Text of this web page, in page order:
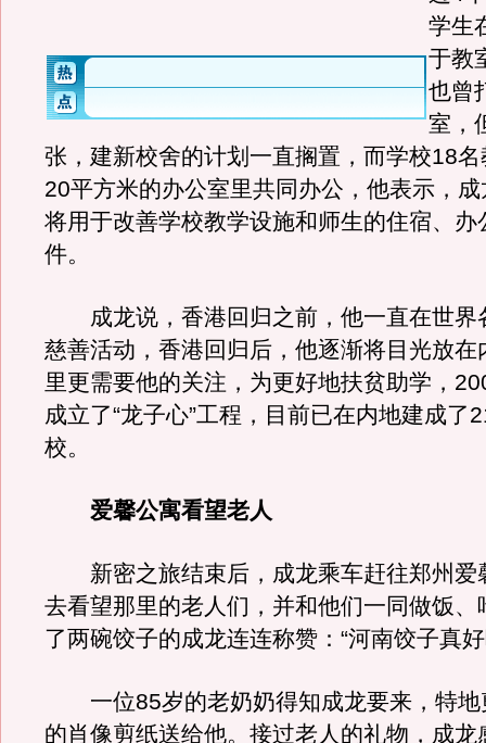
学生
于教
也曾
室，
张，建新校舍的计划一直搁置，而学校18
20平方米的办公室里共同办公，他表示，
将用于改善学校教学设施和师生的住宿、办
件。
成龙说，香港回归之前，他一直在世界
慈善活动，香港回归后，他逐渐将目光放在
里更需要他的关注，为更好地扶贫助学，
成立了“龙子心”工程，目前已在内地建成了
校。
爱馨公寓看望老人
新密之旅结束后，成龙乘车赶往郑州爱
去看望那里的老人们，并和他们一同做饭、
了两碗饺子的成龙连连称赞：“河南饺子真
一位85岁的老奶奶得知成龙要来，特地
的肖像剪纸送给他。接过老人的礼物，成龙